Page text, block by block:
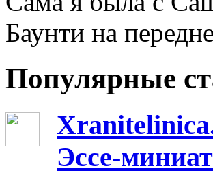
Баунти на
Популярные
Эссе-